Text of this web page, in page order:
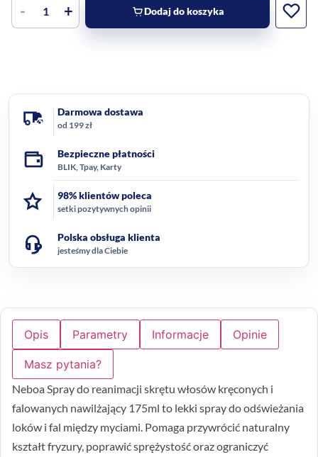
- + Dodaj do koszyka
Darmowa dostawa
od 199 zł
Bezpieczne płatności
BLIK, Tpay, Karty
98% klientów poleca
setki pozytywnych opinii
Polska obsługa klienta
jesteśmy dla Ciebie
Opis Parametry Informacje Opinie
Masz pytania?
Neboa Spray do reanimacji skrętu włosów kręconych i
falowanych nawilżający 175ml to lekki spray do odświeżania
loków i fal między myciami. Pomaga przywrócić naturalny
kształt fryzury, poprawić sprężystość oraz ograniczyć